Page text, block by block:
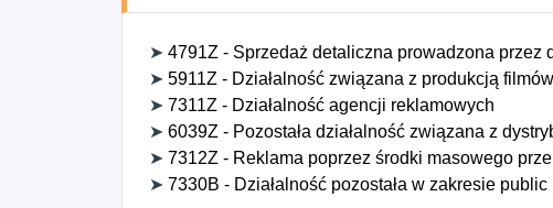
➤ 4791Z - Sprzedaż detaliczna prowadzona przez
➤ 5911Z - Działalność związana z produkcją
➤ 7311Z - Działalność agencji reklamowych
➤ 6039Z - Pozostała działalność związana z
➤ 7312Z - Reklama poprzez środki masowego
➤ 7330B - Działalność pozostała w zakresie